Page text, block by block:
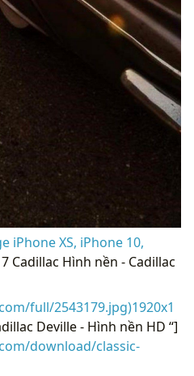
iPhone XS, iPhone 10,
Cadillac Hình nền - Cadillac
full/2543179.jpg)1920x1
Deville - Hình nền HD “]
download/classic-